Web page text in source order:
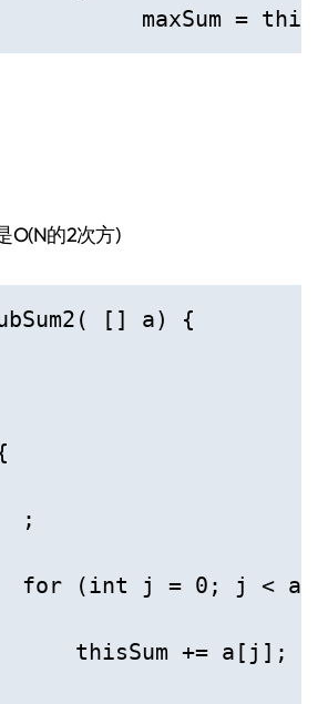
maxSum =
O(N的2次方)
[] a) {
;
for (int j = 0; j <
thisSum += a[j];